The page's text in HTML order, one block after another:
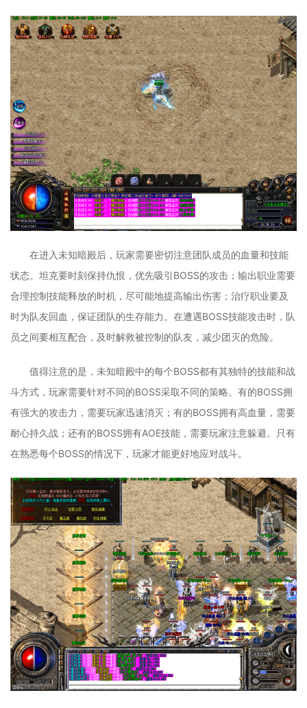
在进入未知暗殿后，玩家需要密切注意团队成员的血量和技能
状态。坦克要时刻保持仇恨，优先吸引BOSS的攻击；输出职业需要
合理控制技能释放的时机，尽可能地提高输出伤害；治疗职业要及
时为队友回血，保证团队的生存能力。在遭遇BOSS技能攻击时，队
员之间要相互配合，及时解救被控制的队友，减少团灭的危险。
值得注意的是，未知暗殿中的每个BOSS都有其独特的技能和战
斗方式，玩家需要针对不同的BOSS采取不同的策略。有的BOSS拥
有强大的攻击力，需要玩家迅速消灭；有的BOSS拥有高血量，需要
耐心持久战；还有的BOSS拥有AOE技能，需要玩家注意躲避。只有
在熟悉每个BOSS的情况下，玩家才能更好地应对战斗。